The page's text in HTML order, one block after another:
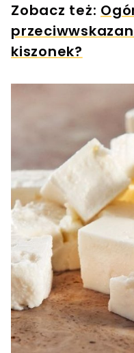
Zobacz też:
kiszonek?